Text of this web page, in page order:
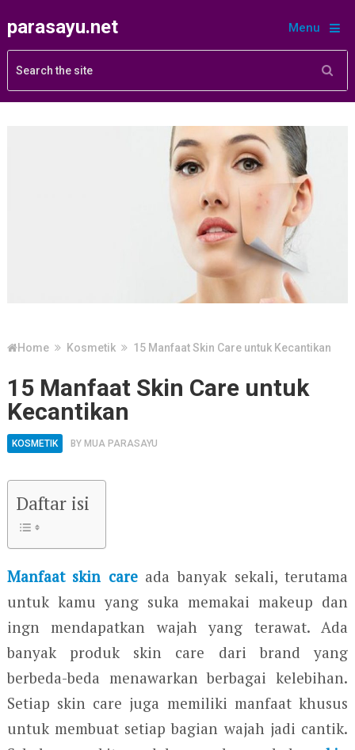
parasayu.net Menu
Home Kosmetik 15 Manfaat Skin Care untuk Kecantikan
15 Manfaat Skin Care untuk
Kecantikan
KOSMETIK BY MUA PARASAYU
Daftar isi
Manfaat skin careada banyak sekali, terutama
untuk kamu yang suka memakai makeup dan
ingn mendapatkan wajah yang terawat. Ada
banyak produk skin care dari brand yang
berbeda-beda menawarkan berbagai kelebihan.
Setiap skin care juga memiliki manfaat khusus
untuk membuat setiap bagian wajah jadi cantik.